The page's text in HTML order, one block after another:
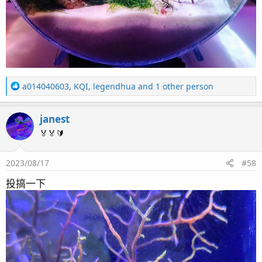
R
e
c
t
i
o
n
：
a014040603, KQI, legendhua and 1 other person
janest
🏅🏅🔰
2023/08/17 #58
投搞一下